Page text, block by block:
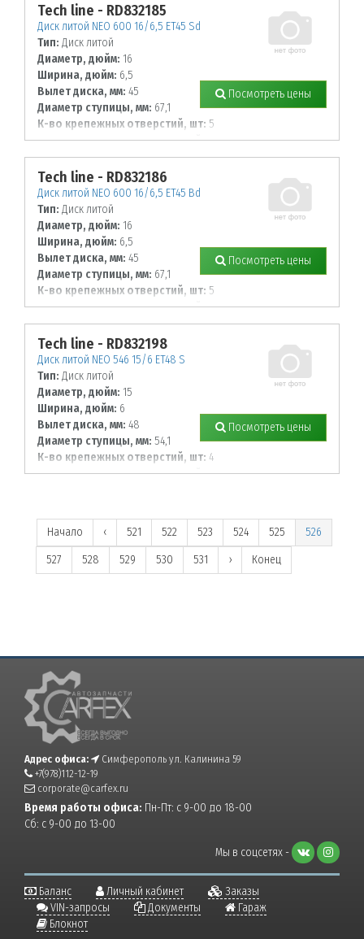
Tech line - RD832185
Диск литой NEO 600 16/6,5 ET45 Sd
Тип: Диск литой
Диаметр, дюйм: 16
Ширина, дюйм: 6,5
Вылет диска, мм: 45
Диаметр ступицы, мм: 67,1
К-во крепежных отверстий, шт: 5
Диаметр располож. отверстий, мм:
114,3
Посмотреть цены
Tech line - RD832186
Диск литой NEO 600 16/6,5 ET45 Bd
Тип: Диск литой
Диаметр, дюйм: 16
Ширина, дюйм: 6,5
Вылет диска, мм: 45
Диаметр ступицы, мм: 67,1
К-во крепежных отверстий, шт: 5
Диаметр располож. отверстий, мм:
114,3
Посмотреть цены
Tech line - RD832198
Диск литой NEO 546 15/6 ET48 S
Тип: Диск литой
Диаметр, дюйм: 15
Ширина, дюйм: 6
Вылет диска, мм: 48
Диаметр ступицы, мм: 54,1
К-во крепежных отверстий, шт: 4
Диаметр располож. отверстий, мм:
Посмотреть цены
Начало ‹ 521 522 523 524 525
526
527
528 529 530 531 › Конец
Адрес офиса:
Симферополь ул. Калинина 59
+7(978)112-12-19
corporate@carfex.ru
Время работы офиса: Пн-Пт: с 9-00 до 18-00
Сб: с 9-00 до 13-00
Мы в соцсетях -
Баланс Личный кабинет
Заказы
VIN-запросы
Документы
Гараж
Блокнот